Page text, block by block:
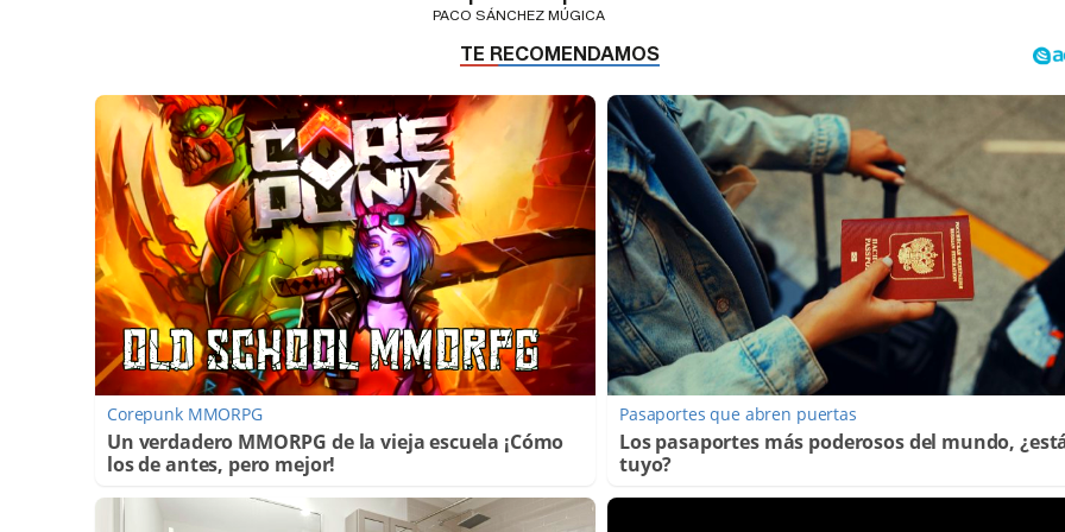
PACO SÁNCHEZ MÚGICA
Corepunk MMORPG
Un verdadero MMORPG de la vieja escuela ¡Cómo
los de antes, pero mejor!
Pasaportes que abren puertas
Los pasaportes más poderosos del mundo,
tuyo?